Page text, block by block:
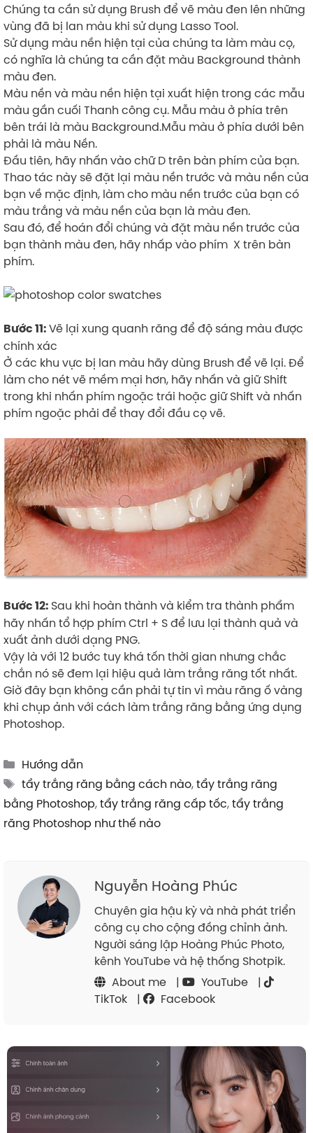
Chúng ta cần sử dụng Brush để vẽ màu đen lên những
vùng đã bị lan màu khi sử dụng Lasso Tool.
Sử dụng màu nền hiện tại của chúng ta làm màu cọ,
có nghĩa là chúng ta cần đặt màu Background thành
màu đen.
Màu nền và màu nền hiện tại xuất hiện trong các mẫu
màu gần cuối Thanh công cụ. Mẫu màu ở phía trên
bên trái là màu Background.Mẫu màu ở phía dưới bên
phải là màu Nền.
Đầu tiên, hãy nhấn vào chữ D trên bàn phím của bạn.
Thao tác này sẽ đặt lại màu nền trước và màu nền của
bạn về mặc định, làm cho màu nền trước của bạn có
màu trắng và màu nền của bạn là màu đen.
Sau đó, để hoán đổi chúng và đặt màu nền trước của
bạn thành màu đen, hãy nhấp vào phím X trên bàn
phím.
Bước 11:Vẽ lại xung quanh răng để độ sáng màu được
chính xác
Ở các khu vực bị lan màu hãy dùng Brush để vẽ lại. Để
làm cho nét vẽ mềm mại hơn, hãy nhấn và giữ Shift
trong khi nhấn phím ngoặc trái hoặc giữ Shift và nhấn
phím ngoặc phải để thay đổi đầu cọ vẽ.
Bước 12: Sau khi hoàn thành và kiểm tra thành phẩm
hãy nhấn tổ hợp phím Ctrl + S để lưu lại thành quả và
xuất ảnh dưới dạng PNG.
Vậy là với 12 bước tuy khá tốn thời gian nhưng chắc
chắn nó sẽ đem lại hiệu quả làm trắng răng tốt nhất.
Giờ đây bạn không cần phải tự tin vì màu răng ố vàng
khi chụp ảnh với cách làm trắng răng bằng ứng dụng
Photoshop.
Categories
Hướng dẫn
Tags
tẩy trắng răng bằng cách nào,tẩy trắng răng
bằng Photoshop,tẩy trắng răng cấp tốc,tẩy trắng
răng Photoshop như thế nào
Nguyễn Hoàng Phúc
Chuyên gia hậu kỳ và nhà phát triển
công cụ cho cộng đồng chỉnh ảnh.
Người sáng lập Hoàng Phúc Photo,
kênh YouTube và hệ thống Shotpik.
About me
| YouTube
|
TikTok
| Facebook